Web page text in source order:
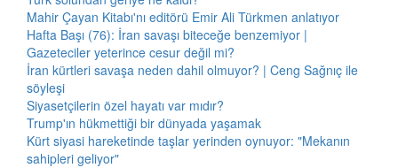
Mahir Çayan Kitabı'nı editörü Emir Ali Türkmen anlatıyor
Hafta Başı (76): İran savaşı biteceğe benzemiyor |
Gazeteciler yeterince cesur değil mi?
İran kürtleri savaşa neden dahil olmuyor? | Ceng Sağnıç ile
söyleşi
Siyasetçilerin özel hayatı var mıdır?
Trump'ın hükmettiği bir dünyada yaşamak
Kürt siyasi hareketinde taşlar yerinden oynuyor: "Mekanın
sahipleri geliyor"